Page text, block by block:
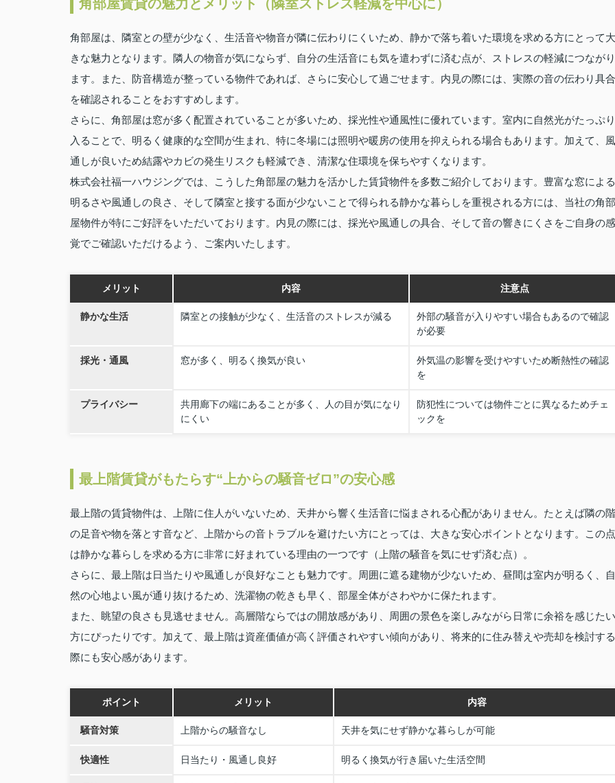
角部屋賃貸の魅力とメリット（隣室ストレス軽減を中心に）
角部屋は、隣室との壁が少なく、生活音や物音が隣に伝わりにくいため、静かで落ち着いた環境を求める方にとって大
きな魅力となります。隣人の物音が気にならず、自分の生活音にも気を遣わずに済む点が、ストレスの軽減につながり
ます。また、防音構造が整っている物件であれば、さらに安心して過ごせます。内見の際には、実際の音の伝わり具合
を確認されることをおすすめします。
さらに、角部屋は窓が多く配置されていることが多いため、採光性や通風性に優れています。室内に自然光がたっぷり
入ることで、明るく健康的な空間が生まれ、特に冬場には照明や暖房の使用を抑えられる場合もあります。加えて、風
通しが良いため結露やカビの発生リスクも軽減でき、清潔な住環境を保ちやすくなります。
株式会社福一ハウジングでは、こうした角部屋の魅力を活かした賃貸物件を多数ご紹介しております。豊富な窓による
明るさや風通しの良さ、そして隣室と接する面が少ないことで得られる静かな暮らしを重視される方には、当社の角部
屋物件が特にご好評をいただいております。内見の際には、採光や風通しの具合、そして音の響きにくさをご自身の感
覚でご確認いただけるよう、ご案内いたします。
メリット 内容 注意点
静かな生活 隣室との接触が少なく、生活音のストレスが減る
外部の騒音が入りやすい場合もあるので確認
が必要
採光・通風 窓が多く、明るく換気が良い
外気温の影響を受けやすいため断熱性の確認
を
プライバシー
共用廊下の端にあることが多く、人の目が気になり
にくい
防犯性については物件ごとに異なるためチェ
ックを
最上階賃貸がもたらす“上からの騒音ゼロ”の安心感
最上階の賃貸物件は、上階に住人がいないため、天井から響く生活音に悩まされる心配がありません。たとえば隣の階
の足音や物を落とす音など、上階からの音トラブルを避けたい方にとっては、大きな安心ポイントとなります。この点
は静かな暮らしを求める方に非常に好まれている理由の一つです（上階の騒音を気にせず済む点）。
さらに、最上階は日当たりや風通しが良好なことも魅力です。周囲に遮る建物が少ないため、昼間は室内が明るく、自
然の心地よい風が通り抜けるため、洗濯物の乾きも早く、部屋全体がさわやかに保たれます。
また、眺望の良さも見逃せません。高層階ならではの開放感があり、周囲の景色を楽しみながら日常に余裕を感じたい
方にぴったりです。加えて、最上階は資産価値が高く評価されやすい傾向があり、将来的に住み替えや売却を検討する
際にも安心感があります。
ポイント メリット 内容
騒音対策 上階からの騒音なし 天井を気にせず静かな暮らしが可能
快適性 日当たり・風通し良好 明るく換気が行き届いた生活空間